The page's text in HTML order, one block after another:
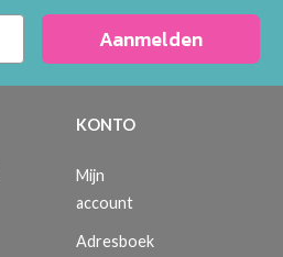
Aanmelden
KONTO
Mijn
account
Adresboek